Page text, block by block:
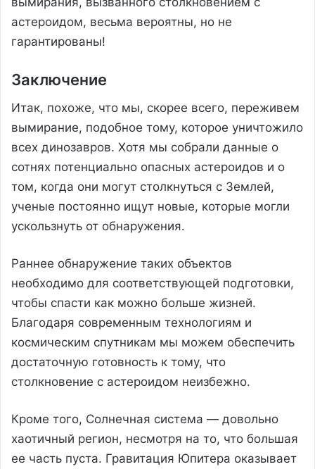
астероидом, весьма вероятны, но не
гарантированы!
Заключение
Итак, похоже, что мы, скорее всего, переживем
вымирание, подобное тому, которое уничтожило
всех динозавров. Хотя мы собрали данные о
сотнях потенциально опасных астероидов и о
том, когда они могут столкнуться с Землей,
ученые постоянно ищут новые, которые могли
ускользнуть от обнаружения.
Раннее обнаружение таких объектов
необходимо для соответствующей подготовки,
чтобы спасти как можно больше жизней.
Благодаря современным технологиям и
космическим спутникам мы можем обеспечить
достаточную готовность к тому, что
столкновение с астероидом неизбежно.
Кроме того, Солнечная система — довольно
хаотичный регион, несмотря на то, что большая
ее часть пуста. Гравитация Юпитера оказывает